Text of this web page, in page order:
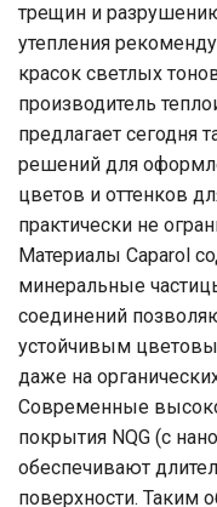
трещин и
утепления
красок светлых
производитель
предлагает сегодня
решений для
цветов и оттенков
практически не
Материалы Caparol
минеральные
соединений
устойчивым
даже на
Современные
покрытия NQG (с
обеспечивают
поверхности. Таким